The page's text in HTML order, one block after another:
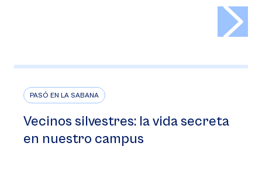
PASÓ EN LA SABANA
Vecinos silvestres: la vida secreta
en nuestro campus